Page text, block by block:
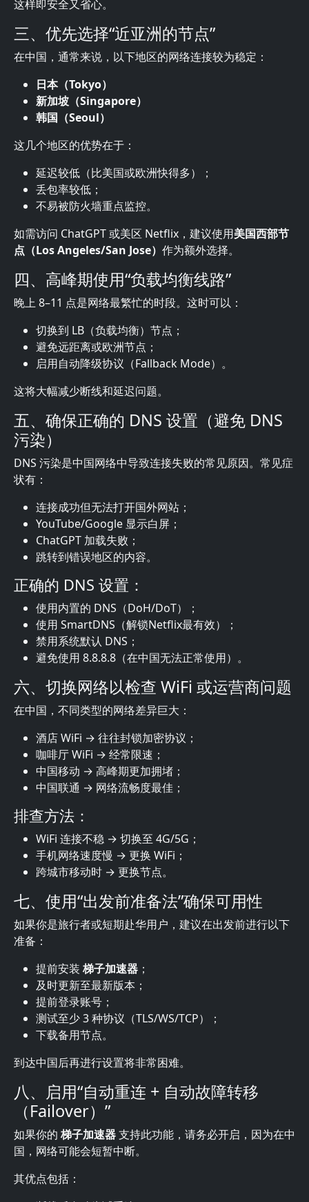
这样即安全又省心。
三、优先选择“近亚洲的节点”
在中国，通常来说，以下地区的网络连接较为稳定：
日本（Tokyo）
新加坡（Singapore）
韩国（Seoul）
这几个地区的优势在于：
延迟较低（比美国或欧洲快得多）；
丢包率较低；
不易被防火墙重点监控。
如需访问 ChatGPT 或美区 Netflix，建议使用美国西部节
点（Los Angeles/San Jose） 作为额外选择。
四、高峰期使用“负载均衡线路”
晚上 8–11 点是网络最繁忙的时段。这时可以：
切换到 LB（负载均衡）节点；
避免远距离或欧洲节点；
启用自动降级协议（Fallback Mode）。
这将大幅减少断线和延迟问题。
五、确保正确的 DNS 设置（避免 DNS
污染）
DNS 污染是中国网络中导致连接失败的常见原因。常见症
状有：
连接成功但无法打开国外网站；
YouTube/Google 显示白屏；
ChatGPT 加载失败；
跳转到错误地区的内容。
正确的 DNS 设置：
使用内置的 DNS（DoH/DoT）；
使用 SmartDNS（解锁Netflix最有效）；
禁用系统默认 DNS；
避免使用 8.8.8.8（在中国无法正常使用）。
六、切换网络以检查 WiFi 或运营商问题
在中国，不同类型的网络差异巨大：
酒店 WiFi → 往往封锁加密协议；
咖啡厅 WiFi → 经常限速；
中国移动 → 高峰期更加拥堵；
中国联通 → 网络流畅度最佳；
排查方法：
WiFi 连接不稳 → 切换至 4G/5G；
手机网络速度慢 → 更换 WiFi；
跨城市移动时 → 更换节点。
七、使用“出发前准备法”确保可用性
如果你是旅行者或短期赴华用户，建议在出发前进行以下
准备：
提前安装 梯子加速器 ；
及时更新至最新版本；
提前登录账号；
测试至少 3 种协议（TLS/WS/TCP）；
下载备用节点。
到达中国后再进行设置将非常困难。
八、启用“自动重连 + 自动故障转移
（Failover）”
如果你的 梯子加速器支持此功能，请务必开启，因为在中
国，网络可能会短暂中断。
其优点包括：